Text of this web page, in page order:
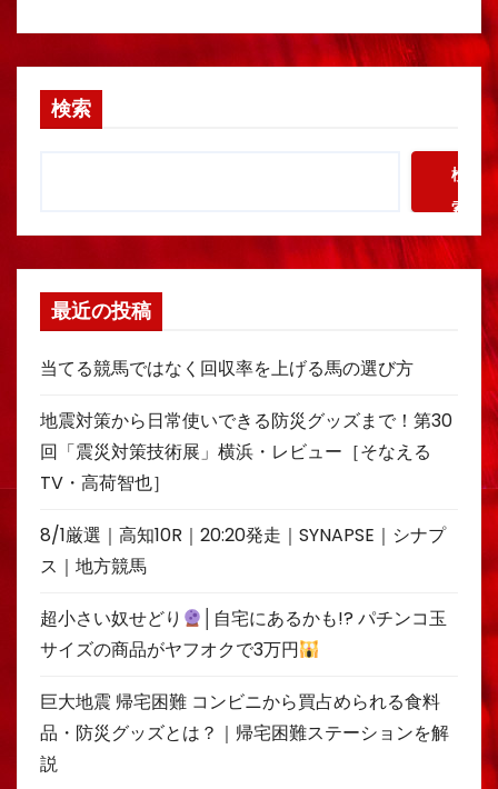
検索
検
索
最近の投稿
当てる競馬ではなく回収率を上げる馬の選び方
地震対策から日常使いできる防災グッズまで！第30
回「震災対策技術展」横浜・レビュー［そなえる
TV・高荷智也］
8/1厳選｜高知10R｜20:20発走｜SYNAPSE｜シナプ
ス｜地方競馬
超小さい奴せどり
│自宅にあるかも!? パチンコ玉
サイズの商品がヤフオクで3万円
巨大地震 帰宅困難 コンビニから買占められる食料
品・防災グッズとは？｜帰宅困難ステーションを解
説